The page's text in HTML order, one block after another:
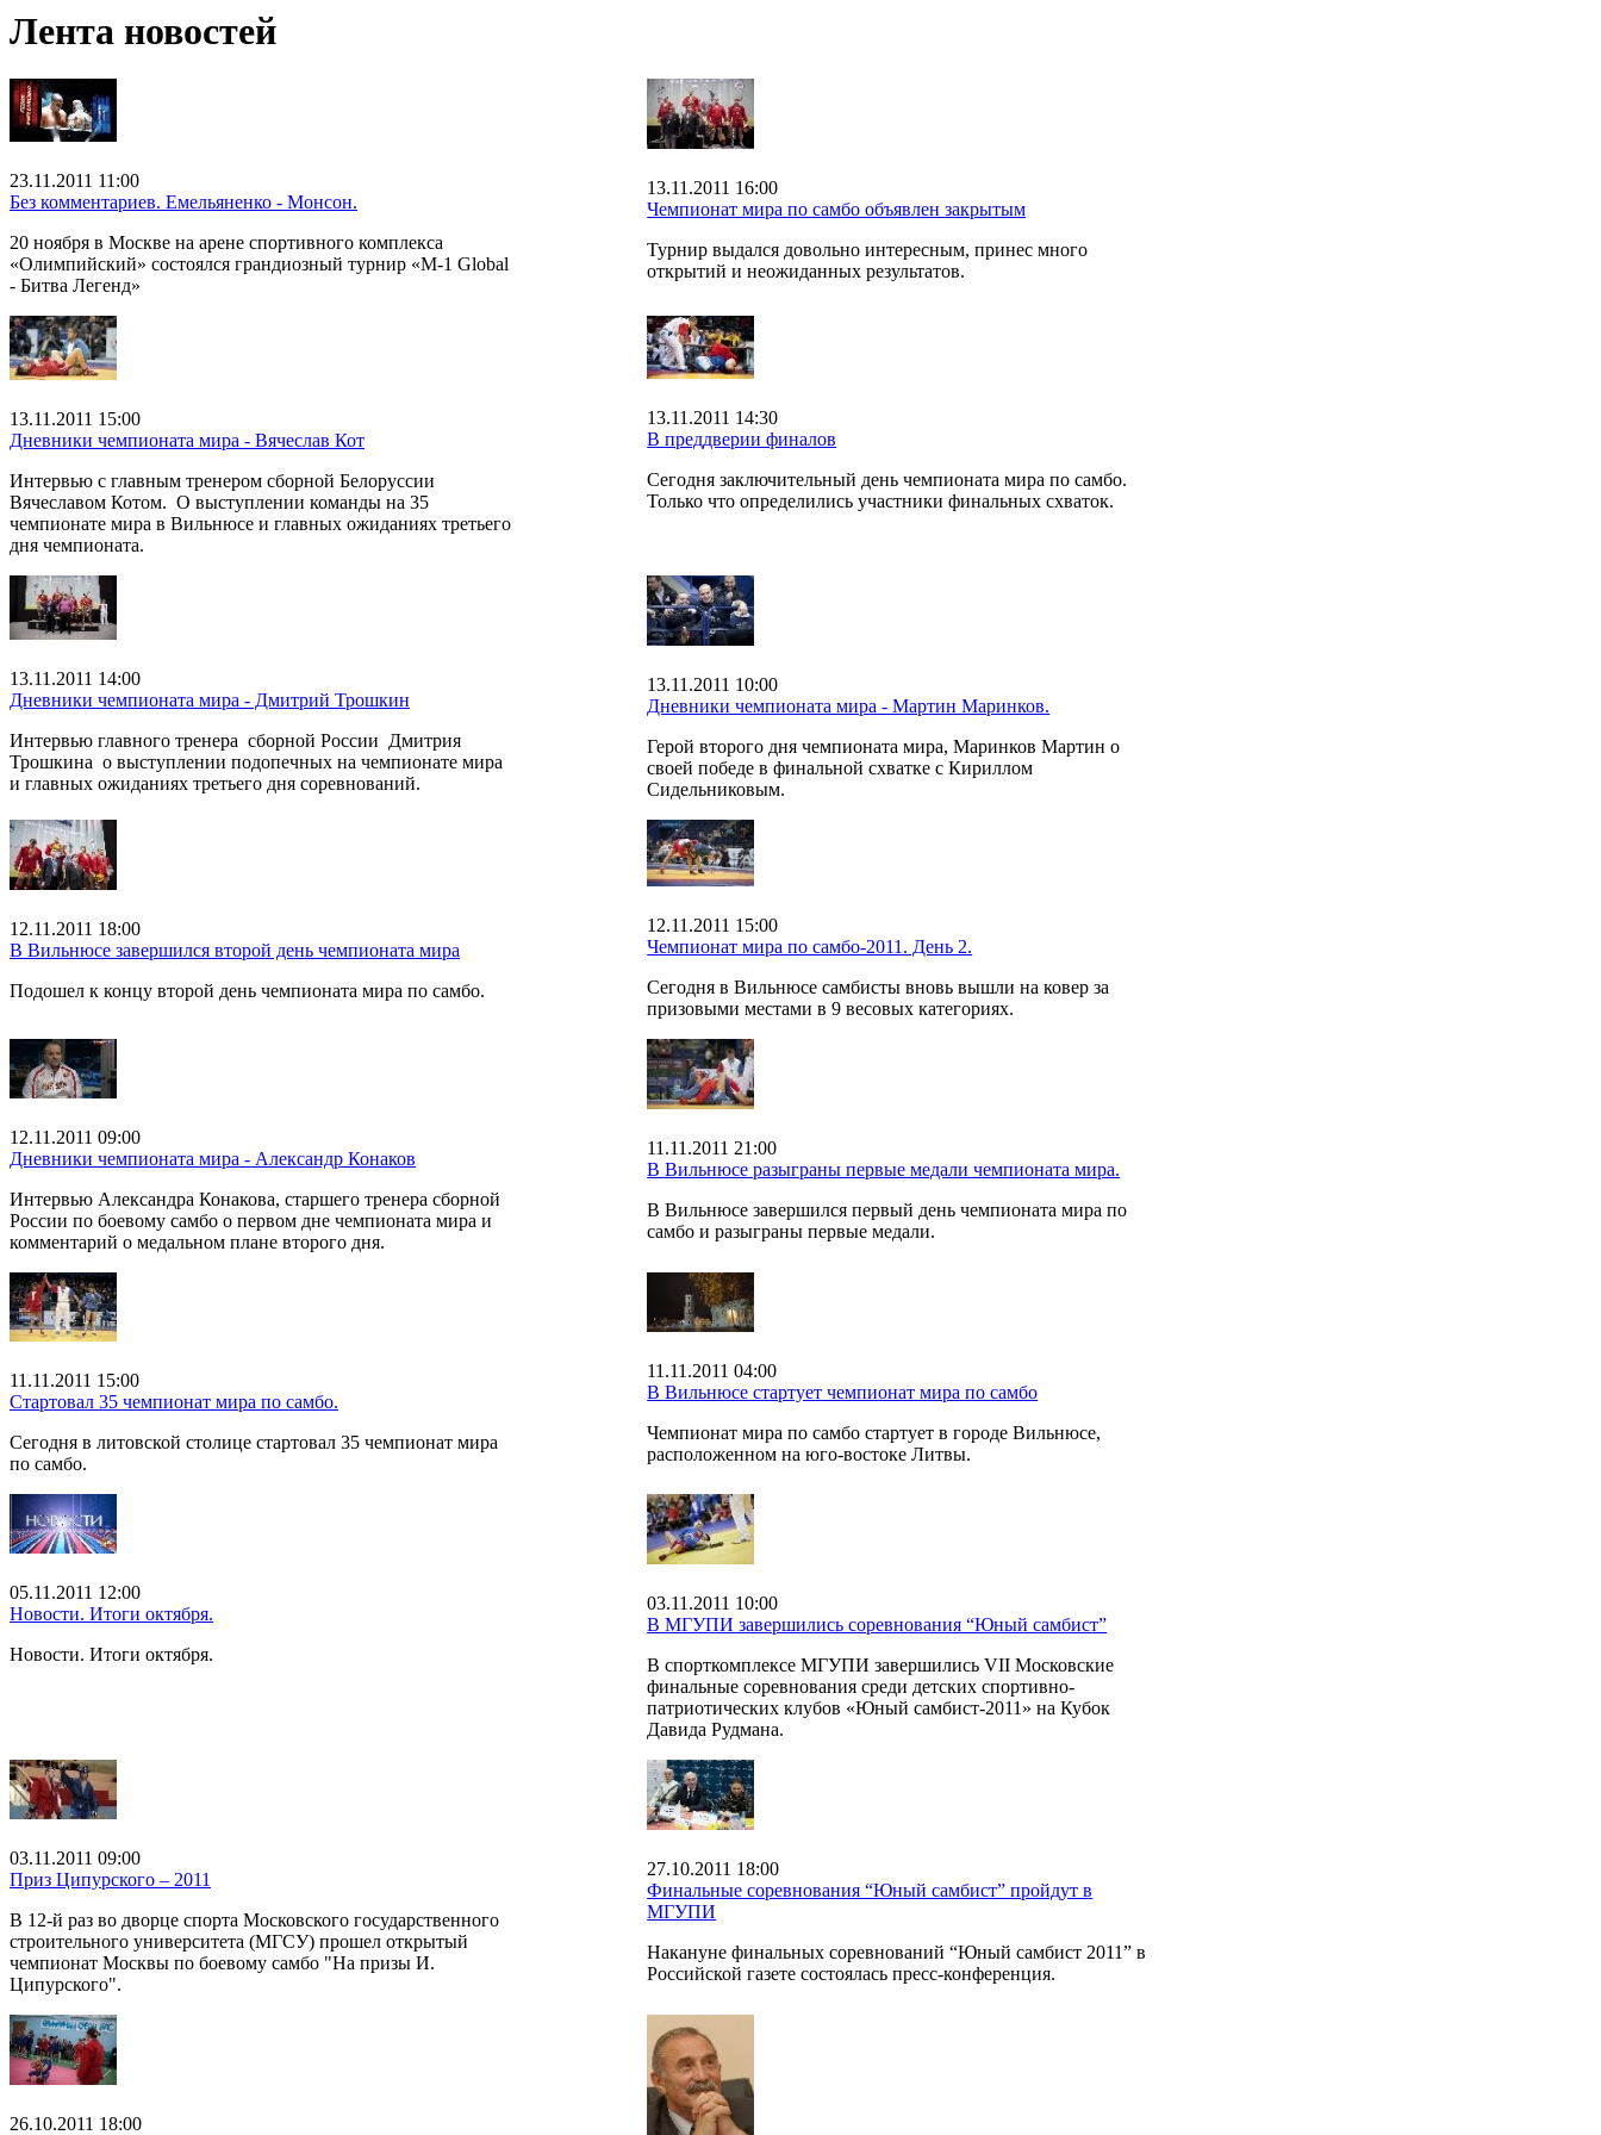
Лента новостей
23.11.2011 11:00
Без комментариев. Емельяненко - Монсон.
20 ноября в Москве на арене спортивного комплекса
«Олимпийский» состоялся грандиозный турнир «M-1 Global
- Битва Легенд»
13.11.2011 16:00
Чемпионат мира по самбо объявлен закрытым
Турнир выдался довольно интересным, принес много
открытий и неожиданных результатов.
13.11.2011 15:00
Дневники чемпионата мира - Вячеслав Кот
Интервью с главным тренером сборной Белоруссии
Вячеславом Котом. О выступлении команды на 35
чемпионате мира в Вильнюсе и главных ожиданиях третьего
дня чемпионата.
13.11.2011 14:30
В преддверии финалов
Сегодня заключительный день чемпионата мира по самбо.
Только что определились участники финальных схваток.
13.11.2011 14:00
Дневники чемпионата мира - Дмитрий Трошкин
Интервью главного тренера сборной России Дмитрия
Трошкина о выступлении подопечных на чемпионате мира
и главных ожиданиях третьего дня соревнований.
13.11.2011 10:00
Дневники чемпионата мира - Мартин Маринков.
Герой второго дня чемпионата мира, Маринков Мартин о
своей победе в финальной схватке с Кириллом
Сидельниковым.
12.11.2011 18:00
В Вильнюсе завершился второй день чемпионата мира
Подошел к концу второй день чемпионата мира по самбо.
12.11.2011 15:00
Чемпионат мира по самбо-2011. День 2.
Сегодня в Вильнюсе самбисты вновь вышли на ковер за
призовыми местами в 9 весовых категориях.
12.11.2011 09:00
Дневники чемпионата мира - Александр Конаков
Интервью Александра Конакова, старшего тренера сборной
России по боевому самбо о первом дне чемпионата мира и
комментарий о медальном плане второго дня.
11.11.2011 21:00
В Вильнюсе разыграны первые медали чемпионата мира.
В Вильнюсе завершился первый день чемпионата мира по
самбо и разыграны первые медали.
11.11.2011 15:00
Стартовал 35 чемпионат мира по самбо.
Сегодня в литовской столице стартовал 35 чемпионат мира
по самбо.
11.11.2011 04:00
В Вильнюсе стартует чемпионат мира по самбо
Чемпионат мира по самбо стартует в городе Вильнюсе,
расположенном на юго-востоке Литвы.
05.11.2011 12:00
Новости. Итоги октября.
Новости. Итоги октября.
03.11.2011 10:00
В МГУПИ завершились соревнования “Юный самбист”
В спорткомплексе МГУПИ завершились VII Московские
финальные соревнования среди детских спортивно-
патриотических клубов «Юный самбист-2011» на Кубок
Давида Рудмана.
03.11.2011 09:00
Приз Ципурского – 2011
В 12-й раз во дворце спорта Московского государственного
строительного университета (МГСУ) прошел открытый
чемпионат Москвы по боевому самбо "На призы И.
Ципурского".
27.10.2011 18:00
Финальные соревнования “Юный самбист” пройдут в
МГУПИ
Накануне финальных соревнований “Юный самбист 2011” в
Российской газете состоялась пресс-конференция.
26.10.2011 18:00